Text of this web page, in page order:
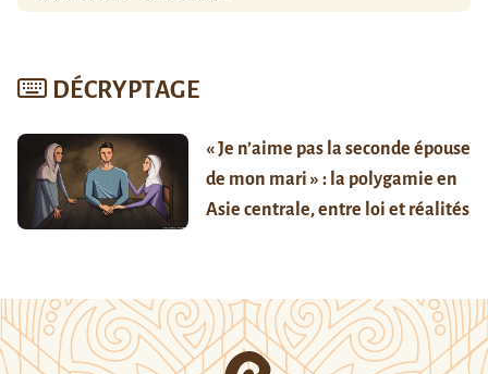
DÉCRYPTAGE
« Je n’aime pas la seconde épouse
de mon mari » : la polygamie en
Asie centrale, entre loi et réalités